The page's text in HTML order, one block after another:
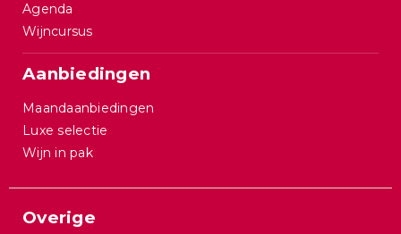
Agenda
Wijncursus
Aanbiedingen
Maandaanbiedingen
Luxe selectie
Wijn in pak
Overige